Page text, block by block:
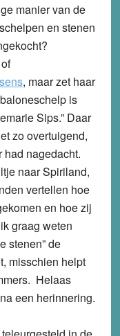
manier van de
en stenen
of
, maar zet haar
is
Sips.” Daar
zo overtuigend,
had nagedacht.
naar Spiriland,
vertellen hoe
en hoe zij
graag weten
stenen” de
misschien helpt
Helaas
een herinnering.